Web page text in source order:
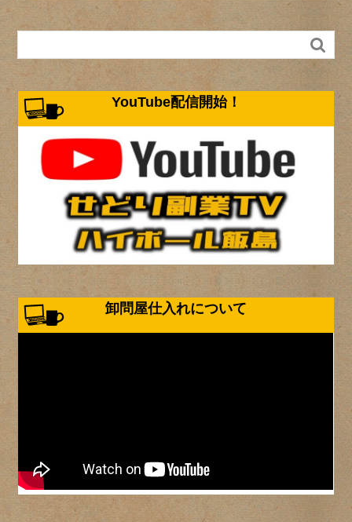

YouTube配信開始！
卸問屋仕入れについて